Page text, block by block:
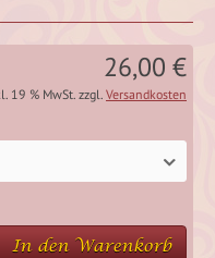
26,00 €
19 % MwSt. zzgl. Versandkosten
In den Warenkorb